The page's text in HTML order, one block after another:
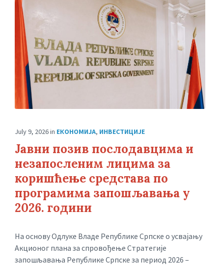
July 9, 2026in ЕКОНОМИЈА, ИНВЕСТИЦИЈЕ
Јавни позив послодавцима и
незапосленим лицима за
коришћење средстава по
програмима запошљавања у
2026. години
На основу Одлуке Владе Републике Српске о усвајању
Акционог плана за спровођење Стратегије
запошљавања Републике Српске за период 2026 –